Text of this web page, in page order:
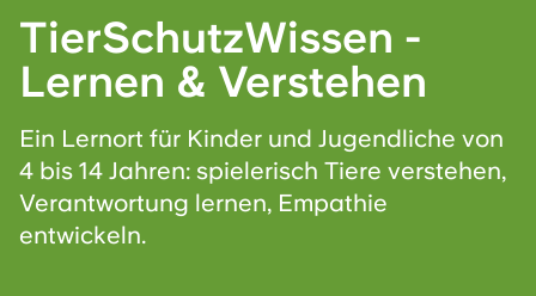
TierSchutzWissen -
Lernen & Verstehen
Ein Lernort für Kinder und Jugendliche von
4 bis 14 Jahren: spielerisch Tiere verstehen,
Verantwortung lernen, Empathie
entwickeln.